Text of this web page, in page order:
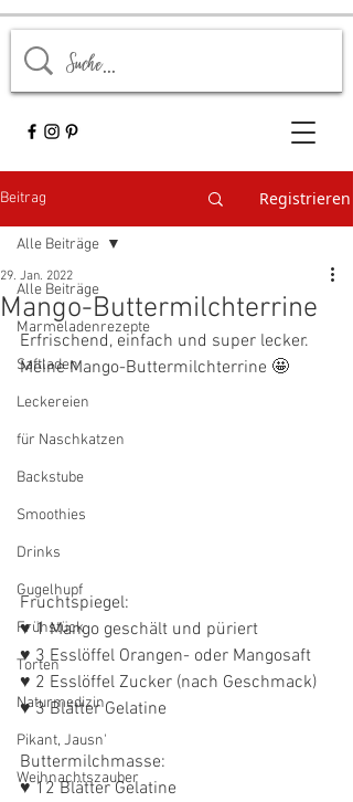
Beitrag Registrieren
Alle Beiträge
Marmeladenrezepte
Saftladen
Leckereien
für Naschkatzen
Backstube
Smoothies
Drinks
Gugelhupf
Frühstück
Torten
Naturmedizin
Pikant, Jausn'
Weihnachtszauber
Alle Beiträge
Mango-Buttermilchterrine
29. Jan. 2022
Erfrischend, einfach und super lecker.
Meine Mango-Buttermilchterrine 🤩
Fruchtspiegel:
♥ 1 Mango geschält und püriert
♥ 3 Esslöffel Orangen- oder Mangosaft
♥ 2 Esslöffel Zucker (nach Geschmack)
♥ 3 Blätter Gelatine
Buttermilchmasse:
♥ 12 Blätter Gelatine